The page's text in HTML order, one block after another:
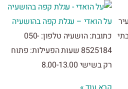
על הואדי – עגלת קפה בהושעיה
כתובת: הושעיה טלפון: 050-
8525184 שעות הפעילות: פתוח
רק בשישי 8.00-13.00